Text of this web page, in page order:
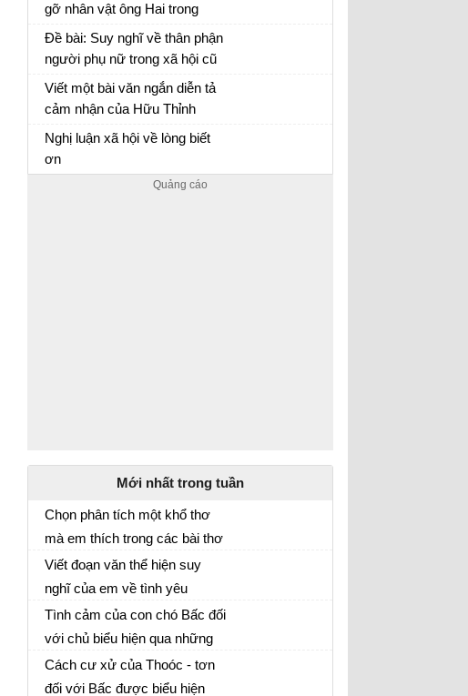
gỡ nhân vật ông Hai trong
truyện ngắn "Làng" của nhà
văn Kim Lân và trò chuyện
cùng ông về những ngày
tháng đi tản cư
Tưởng tượng gặp gỡ và trò chuyện với ông Hai
Đề bài: Suy nghĩ về thân phận
người phụ nữ trong xã hội cũ
qua nhân vật Vũ Nương ở
Chuyện người con gái Nam
Viết một bài văn ngắn diễn tả
cảm nhận của Hữu Thỉnh
trước sự biến chuyển của đất
trời lúc sang thu
Cảm nhận bài thơ Sang thu của Hữu Thỉnh
Nghị luận xã hội về lòng biết
ơn
Dàn ý + Bài nghị luận xã hội về lòng biết ơn
Mới nhất trong tuần
Chọn phân tích một khổ thơ
mà em thích trong các bài thơ
đã học
Phân tích một khổ thơ mà em thích trong các
Viết đoạn văn thể hiện suy
nghĩ của em về tình yêu
thương loài vật của tác giả khi
đi sâu miêu tả “tâm hồn” con
chó Bấc trong đoạn trích Con
chó Bấc.
Soạn văn 9 vnen bài 31 tập 2
Tình cảm của con chó Bấc đối
với chủ biểu hiện qua những
khía cạnh khác nhau ra sao?
Soạn văn 9 vnen bài 31 tập 2
Cách cư xử của Thoóc - tơn
đối với Bấc được biểu hiện